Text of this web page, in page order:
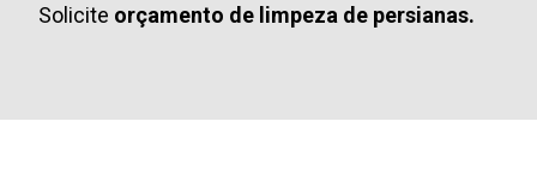
Solicite orçamento de limpeza de persianas.